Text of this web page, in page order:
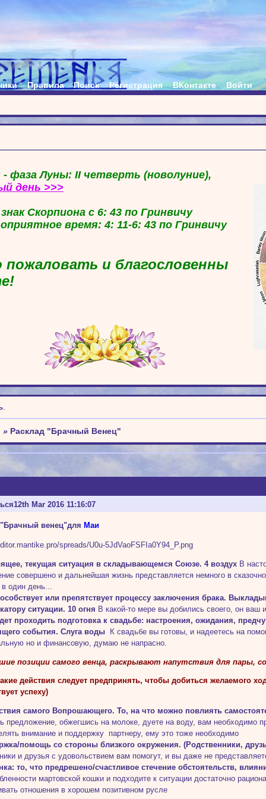
Правила Поиск Регистрация ВКонтакте Войти
- фаза Луны: II четверть (новолуние),
день >>>
Скорпиона с 6: 43 по Гринвичу
время: 4: 11-6: 43 по Гринвичу
пожаловать и благословенны
.
» Расклад "Брачный Венец"
12th Mar 2016 11:16:07
венец"для Маи
текущая ситуация в складывающемся Союзе. 4 воздух В
совершено и дальнейшая жизнь представляется немного в
один день...
или препятствует процессу заключения брака.
ситуации. 10 огня В какой-то мере вы добились своего, он ваш
проходить подготовка к свадьбе: настроения, ожидания,
события. Слуга воды К свадьбе вы готовы, и надеетесь на
но и финансовую, думаю не напрасно.
позиции самого венца, раскрывают напутствия для пары,
действия следует предпринять, чтобы добиться желаемого
успеху)
самого Вопрошающего. То, на что можно повлиять
предложение, обжегшись на молоке, дуете на воду, вам необходимо
внимание и поддержку партнеру, ему это тоже необходимо
помощь со стороны близкого окружения. (Родственники,
и друзья с удовольствием вам помогут, и вы даже не
то, что предрешено/счастливое стечение обстоятельств,
мартовской кошки и подходите к ситуации достаточно
отношения в хорошем позитивном русле